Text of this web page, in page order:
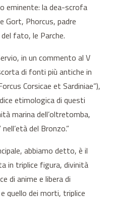
eminente: la dea-scrofa
Gort, Phorcus, padre
del fato, le Parche.
in un commento al V
di fonti più antiche in
Corsicae et Sardiniae”),
etimologica di questi
marina dell’oltretomba,
del Bronzo.”
abbiamo detto, è il
in triplice figura, divinità
di anime e libera di
quello dei morti, triplice